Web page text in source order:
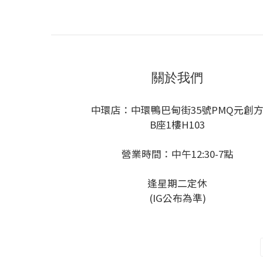
關於我們
中環店：中環鴨巴甸街35號PMQ元創方
B座1樓H103
營業時間：中午12:30-7點
逢星期二定休
(IG公布為準)